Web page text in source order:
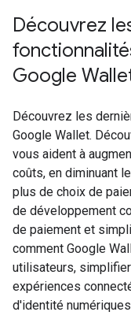
Découvrez
Google
Découvrez les
Google Wallet.
vous aident à
coûts, en diminuant
plus de choix de
de développement
de paiement et
comment Google
utilisateurs,
expériences
d'identité